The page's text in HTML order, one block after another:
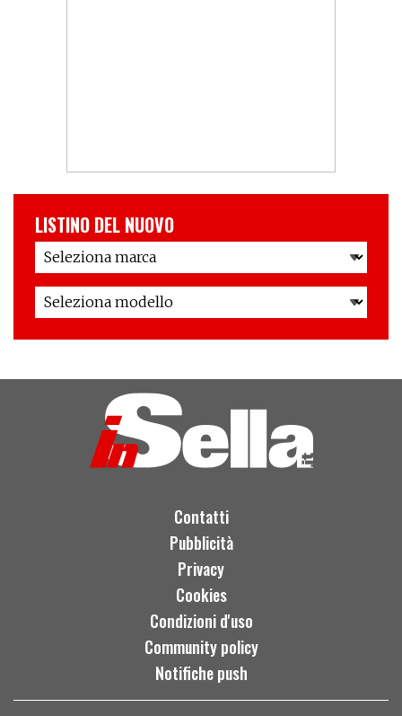
LISTINO DEL NUOVO
Contatti
Pubblicità
Privacy
Cookies
Condizioni d'uso
Community policy
Notifiche push